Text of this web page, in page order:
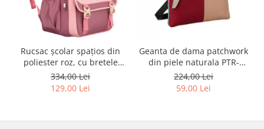
Rucsac școlar spațios din
poliester roz, cu bretele
reglabile - Peterson PTR-
PTN 8610-1327 PINK
334,00 Lei
129,00 Lei
Geanta de dama patchwork
din piele naturala PTR-
1718-SKL-6922 MULTI
224,00 Lei
59,00 Lei